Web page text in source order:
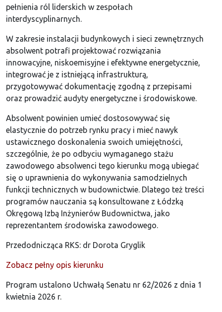
pełnienia ról liderskich w zespołach
interdyscyplinarnych.
W zakresie instalacji budynkowych i sieci zewnętrznych
absolwent potrafi projektować rozwiązania
innowacyjne, niskoemisyjne i efektywne energetycznie,
integrować je z istniejącą infrastrukturą,
przygotowywać dokumentację zgodną z przepisami
oraz prowadzić audyty energetyczne i środowiskowe.
Absolwent powinien umieć dostosowywać się
elastycznie do potrzeb rynku pracy i mieć nawyk
ustawicznego doskonalenia swoich umiejętności,
szczególnie, że po odbyciu wymaganego stażu
zawodowego absolwenci tego kierunku mogą ubiegać
się o uprawnienia do wykonywania samodzielnych
funkcji technicznych w budownictwie. Dlatego też treści
programów nauczania są konsultowane z Łódzką
Okręgową Izbą Inżynierów Budownictwa, jako
reprezentantem środowiska zawodowego.
Przedodnicząca RKS: dr Dorota Gryglik
Zobacz pełny opis kierunku
Program ustalono Uchwałą Senatu nr 62/2026 z dnia 1
kwietnia 2026 r.